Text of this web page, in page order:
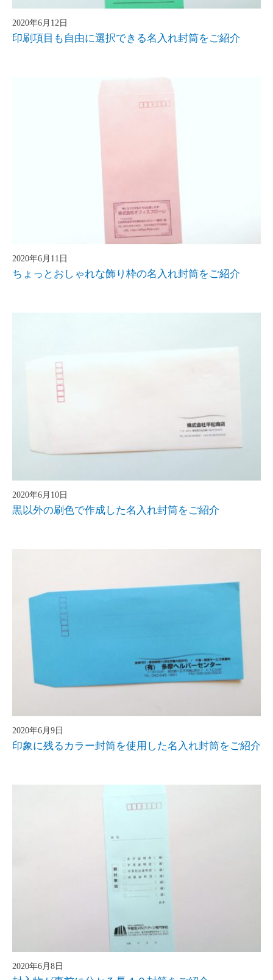
2020年6月12日
印刷項目も自由に選択できる名入れ封筒をご紹介
2020年6月11日
ちょっとおしゃれな飾り枠の名入れ封筒をご紹介
2020年6月10日
黒以外の刷色で作成した名入れ封筒をご紹介
2020年6月9日
印象に残るカラー封筒を使用した名入れ封筒をご紹介
2020年6月8日